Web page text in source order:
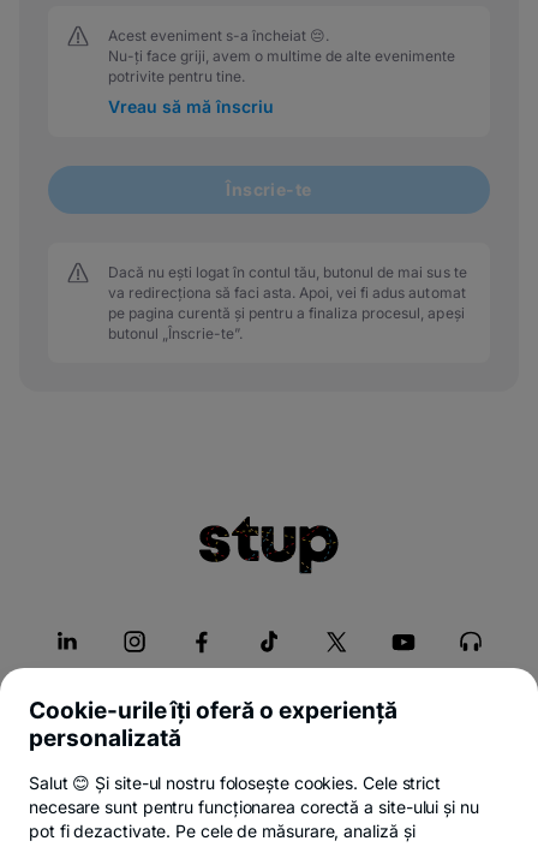
Acest eveniment s-a încheiat 😔.
Nu-ți face griji, avem o multime de alte evenimente
potrivite pentru tine.
Vreau să mă înscriu
Înscrie-te
Dacă nu ești logat în contul tău, butonul de mai sus te
va redirecționa să faci asta. Apoi, vei fi adus automat
pe pagina curentă și pentru a finaliza procesul, apeși
butonul „Înscrie-te”.
Despre Stup
Servicii
Cookie-urile îți oferă o experiență
personalizată
Salut 😊 Și site-ul nostru folosește cookies. Cele strict
necesare sunt pentru funcționarea corectă a site-ului și nu
pot fi dezactivate. Pe cele de măsurare, analiză și